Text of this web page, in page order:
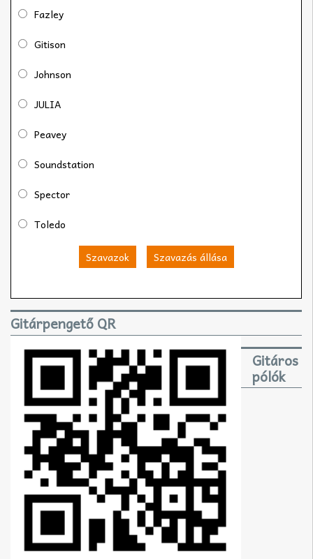
Fazley
Gitison
Johnson
JULIA
Peavey
Soundstation
Spector
Toledo
Szavazok Szavazás állása
Gitárpengető QR
Gitáros
pólók